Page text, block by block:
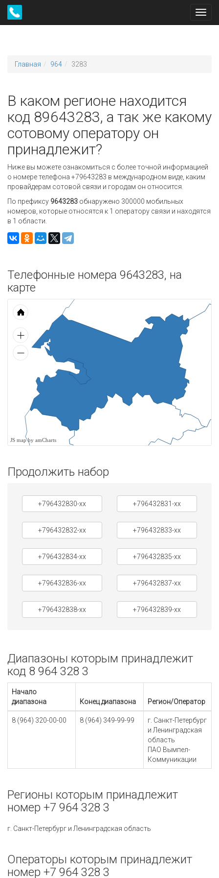
Главная 964 3283
В каком регионе находится
код 89643283, а так же какому
сотовому оператору он
принадлежит?
Ниже вы можете ознакомиться с более точной информацией
о номере телефона +79643283 в международном виде, каким
провайдерам сотовой связи и городам он относится.
По префиксу 9643283 обнаружено 300000 мобильных
номеров, которые относятся к 1 оператору связи и находятся
в 1 области.
Телефонные номера 9643283, на
карте
JS map by amCharts
Продолжить набор
+796432830-xx +796432831-xx
+796432832-xx +796432833-xx
+796432834-xx +796432835-xx
+796432836-xx +796432837-xx
+796432838-xx +796432839-xx
Диапазоны которым принадлежит
код 8 964 328 3
Начало
диапазона
Конец диапазона Регион/Оператор
8 (964) 320-00-00 8 (964) 349-99-99
г. Санкт-Петербург
и Ленинградская
область
ПАО Вымпел-
Коммуникации
Регионы которым принадлежит
номер +7 964 328 3
г. Санкт-Петербург и Ленинградская область
Операторы которым принадлежит
номер +7 964 328 3